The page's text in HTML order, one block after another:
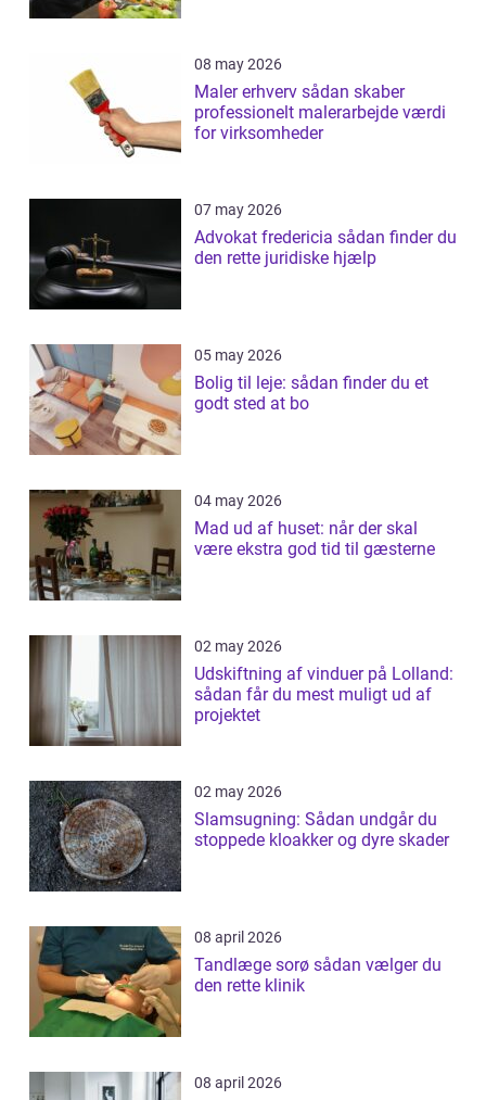
08 may 2026
Maler erhverv sådan skaber
professionelt malerarbejde værdi
for virksomheder
07 may 2026
Advokat fredericia sådan finder du
den rette juridiske hjælp
05 may 2026
Bolig til leje: sådan finder du et
godt sted at bo
04 may 2026
Mad ud af huset: når der skal
være ekstra god tid til gæsterne
02 may 2026
Udskiftning af vinduer på Lolland:
sådan får du mest muligt ud af
projektet
02 may 2026
Slamsugning: Sådan undgår du
stoppede kloakker og dyre skader
08 april 2026
Tandlæge sorø sådan vælger du
den rette klinik
08 april 2026